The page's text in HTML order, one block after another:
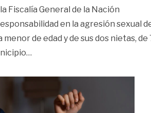
Fiscalía General de la Nación
en la agresión sexual
menor de edad y de sus dos nietas, de
…